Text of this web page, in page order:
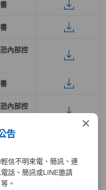
×
告
信不明來電、簡訊、連
話、簡訊或LINE邀請
。
內部控
內部控
內部控